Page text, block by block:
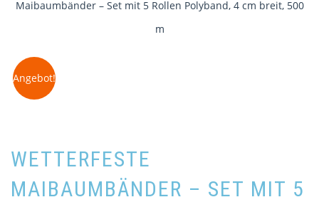
Maibaumbänder – Set mit 5 Rollen Polyband, 4 cm breit, 500
m
Angebot!
WETTERFESTE
MAIBAUMBÄNDER – SET MIT 5